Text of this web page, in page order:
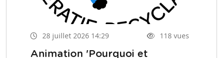
28 juillet 2026 14:29 118 vues
Animation 'Pourquoi et